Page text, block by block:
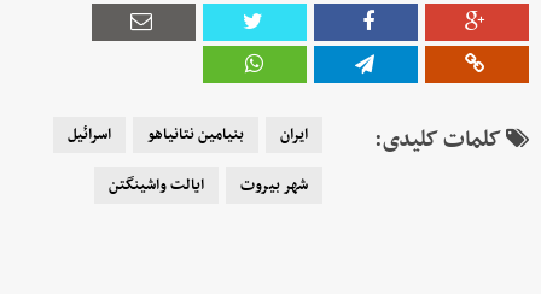
کلمات کلیدی: ایران بنیامین نتانیاهو
اسرائیل
شهر بیروت
ایالت واشینگتن